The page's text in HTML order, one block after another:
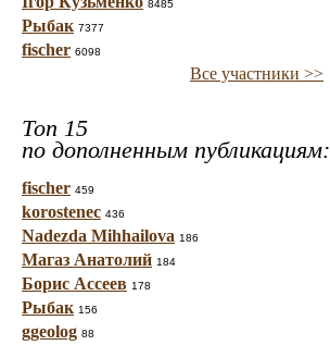
8485
Рыбак 7377
fischer 6098
Все участники >>
Топ 15
по дополненным публикациям:
fischer 459
korostenec 436
Nadezda Mihhailova 186
Магаз Анатолий 184
Борис Ассеев 178
Рыбак 156
ggeolog 88